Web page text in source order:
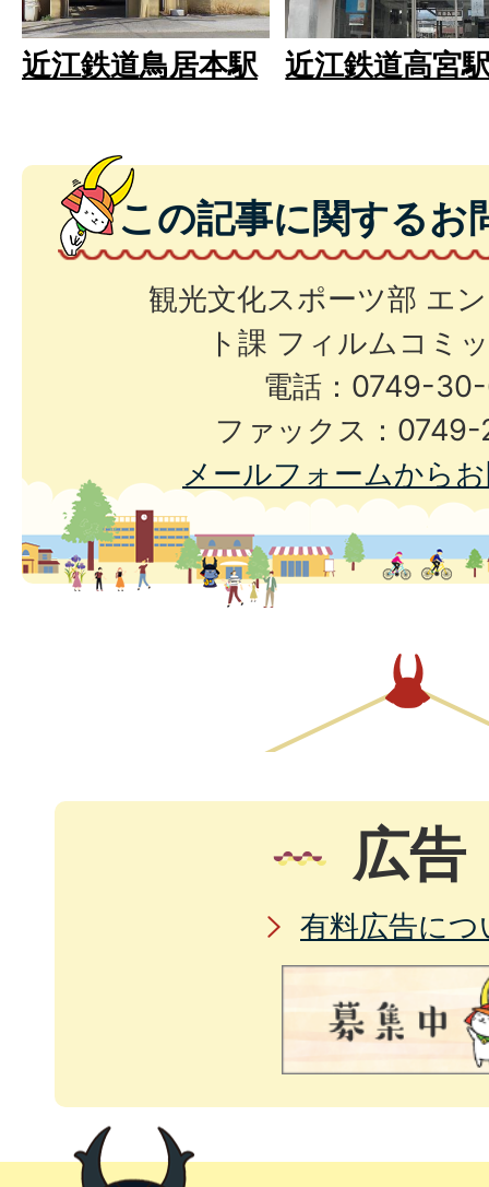
近江鉄道鳥居本駅 近江鉄道高宮
この記事に関するお
観光文化スポーツ部 エ
ト課 フィルムコミ
電話：0749-
ファックス：
メールフォームから
広告
有料広告につ